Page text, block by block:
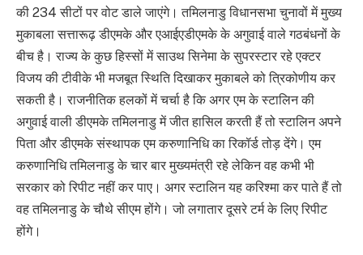
की 234 सीटों पर वोट डाले जाएंगे। तमिलनाडु विधानसभा चुनावों में मुख्य
मुकाबला सत्तारूढ़ डीएमके और एआईएडीएमके के अगुवाई वाले गठबंधनों के
बीच है। राज्य के कुछ हिस्सों में साउथ सिनेमा के सुपरस्टार रहे एक्टर
विजय की टीवीके भी मजबूत स्थिति दिखाकर मुकाबले को त्रिकोणीय कर
सकती है। राजनीतिक हलकों में चर्चा है कि अगर एम के स्टालिन की
अगुवाई वाली डीएमके तमिलनाडु में जीत हासिल करती हैं तो स्टालिन अपने
पिता और डीएमके संस्थापक एम करुणानिधि का रिकॉर्ड तोड़ देंगे। एम
करुणानिधि तमिलनाडु के चार बार मुख्यमंत्री रहे लेकिन वह कभी भी
सरकार को रिपीट नहीं कर पाए। अगर स्टालिन यह करिश्मा कर पाते हैं तो
वह तमिलनाडु के चौथे सीएम होंगे। जो लगातार दूसरे टर्म के लिए रिपीट
होंगे।